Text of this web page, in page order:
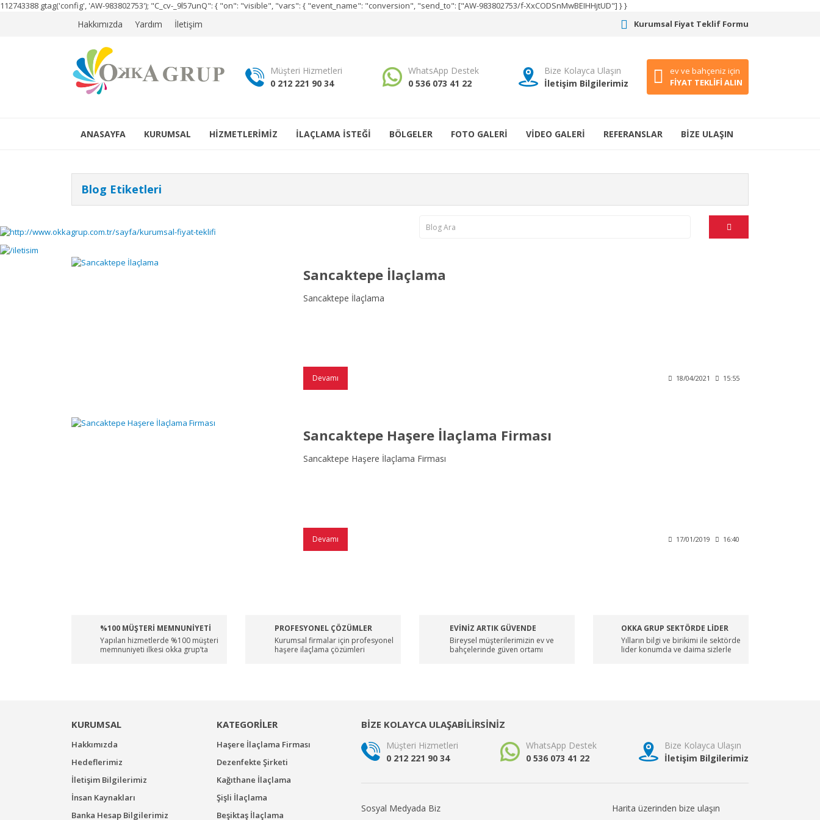
112743388 gtag('config', 'AW-983802753'); "C_cv-_9l57unQ": { "on": "visible", "vars": { "event_name": "conversion", "send_to": ["AW-983802753/f-XxCODSnMwBEIHHjtUD"] } }
Hakkımızda Yardım İletişim Kurumsal Fiyat Teklif Formu
Müşteri Hizmetleri
0 212 221 90 34
WhatsApp Destek
0 536 073 41 22
Bize Kolayca Ulaşın
İletişim Bilgilerimiz
ev ve bahçeniz için
FİYAT TEKLİFİ ALIN
ANASAYFA KURUMSAL HİZMETLERİMİZ İLAÇLAMA İSTEĞİ BÖLGELER FOTO GALERİ VİDEO GALERİ REFERANSLAR BİZE ULAŞIN
Blog Etiketleri
Sancaktepe İlaçlama
Sancaktepe İlaçlama
Devamı 18/04/2021 15:55
Sancaktepe Haşere İlaçlama Firması
Sancaktepe Haşere İlaçlama Firması
Devamı 17/01/2019 16:40
%100 MÜŞTERİ MEMNUNİYETİ
Yapılan hizmetlerde %100 müşteri
memnuniyeti ilkesi okka grup’ta
PROFESYONEL ÇÖZÜMLER
Kurumsal firmalar için profesyonel
haşere ilaçlama çözümleri
EVİNİZ ARTIK GÜVENDE
Bireysel müşterilerimizin ev ve
bahçelerinde güven ortamı
OKKA GRUP SEKTÖRDE LİDER
Yılların bilgi ve birikimi ile sektörde
lider konumda ve daima sizlerle
KURUMSAL
Hakkımızda
Hedeflerimiz
İletişim Bilgilerimiz
İnsan Kaynakları
Banka Hesap Bilgilerimiz
KATEGORİLER
Haşere İlaçlama Firması
Dezenfekte Şirketi
Kağıthane İlaçlama
Şişli İlaçlama
Beşiktaş İlaçlama
BİZE KOLAYCA ULAŞABİLİRSİNİZ
Müşteri Hizmetleri
0 212 221 90 34
WhatsApp Destek
0 536 073 41 22
Bize Kolayca Ulaşın
İletişim Bilgilerimiz
Sosyal Medyada Biz Harita üzerinden bize ulaşın